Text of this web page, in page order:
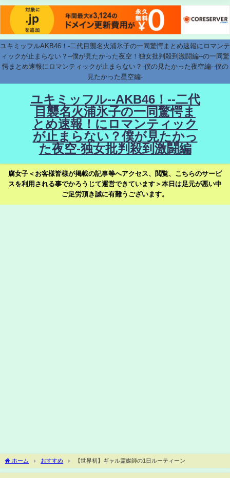
ユキミッフルAKB46！-二代目襲名火浦氷子の一同驚愕まとめ速報にロマンテ
ィックが止まらない？--僕が見たかった夜空！独女批判殺到激闘編--の一同驚
愕まとめ速報にロマンティックが止まらない？-僕の見たかった夜空編--僕の
見たかった星空編-
ユキミッフル--AKB46！--二代
目襲名火浦氷子の一同驚愕ま
とめ速報！にロマンティック
が止まらない？僕が見たかっ
た夜空-独女批判殺到激闘編
腐女子＜お客様皆様が掲載の記事等へアクセス、閲覧、こちらのサービ
スを利用される事でかろうじて運営できています＞本日は足元が悪い中
ご足労頂き誠に有難うございます。
ホーム おすすめ 【世界初】ギャル霊媒師の1日ルーティーン